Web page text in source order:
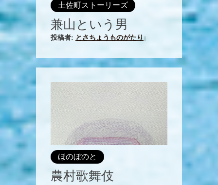
土佐町ストーリーズ
兼山という男
投稿者: とさちょうものがたり
ほのぼのと
農村歌舞伎